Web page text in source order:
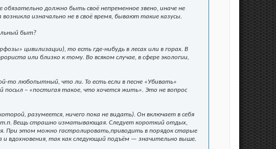
должно быть своё непременное звено, иначе не
изначально не в своё время, бывают такие казусы.
быт?
цивилизации), то есть где-нибудь в лесах или в горах. В
или близко к тому. Во всяком случае, в сфере экологии,
то любопытный, что ли. То есть если в песне «Убивать»
посыл – «постигая такое, что хочется жить». Это не вопрос
разумеется, ничего пока не видать). Он включает в себя
т.п. Вещь страшно изматывающая. Следует короткий отдых,
При этом можно гастролировать,приводить в порядок старые
вдохновения, так как следующий подъём — значительно выше.